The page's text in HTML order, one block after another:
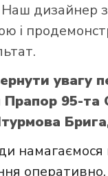
дизайнер
і
увагу
Прапор 95-та
намагаємося